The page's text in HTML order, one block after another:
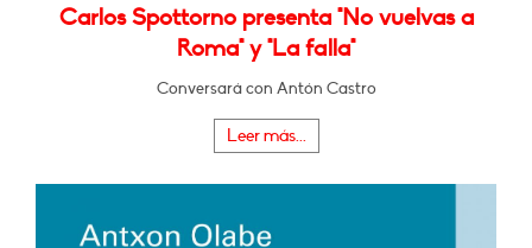
Carlos Spottorno presenta "No vuelvas a
Roma" y "La falla"
Conversará con Antón Castro
Leer más...